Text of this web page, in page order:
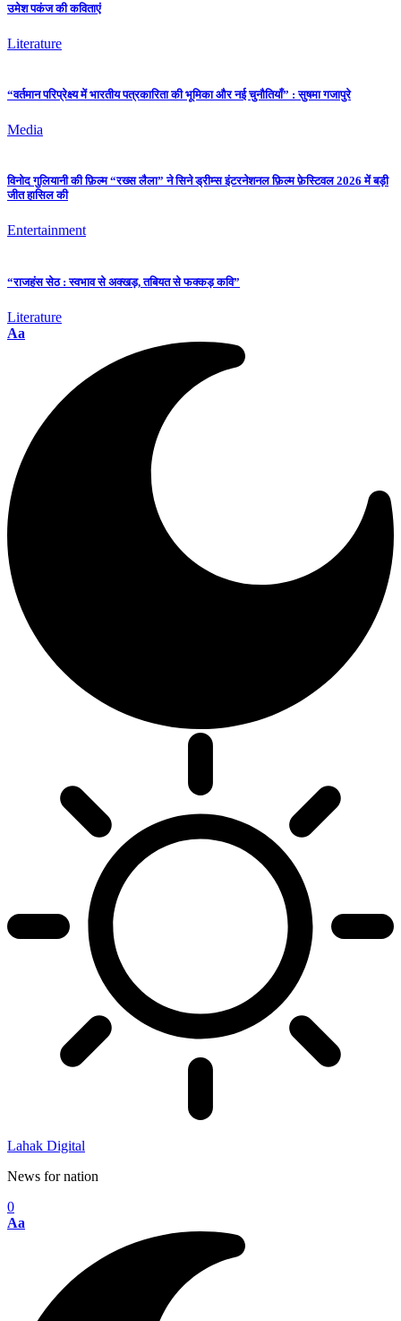
उमेश पकंज की कविताएं
Literature
“वर्तमान परिप्रेक्ष्य में भारतीय पत्रकारिता की भूमिका और नई चुनौतियाँ” : सुषमा गजापुरे
Media
विनोद गुलियानी की फ़िल्म “रख्स लैला” ने सिने ड्रीम्स इंटरनेशनल फ़िल्म फ़ेस्टिवल 2026 में बड़ी
जीत हासिल की
Entertainment
“राजहंस सेठ : स्वभाव से अक्खड़, तबियत से फक्कड़ कवि”
Literature
Aa
Lahak Digital
News for nation
0
Aa